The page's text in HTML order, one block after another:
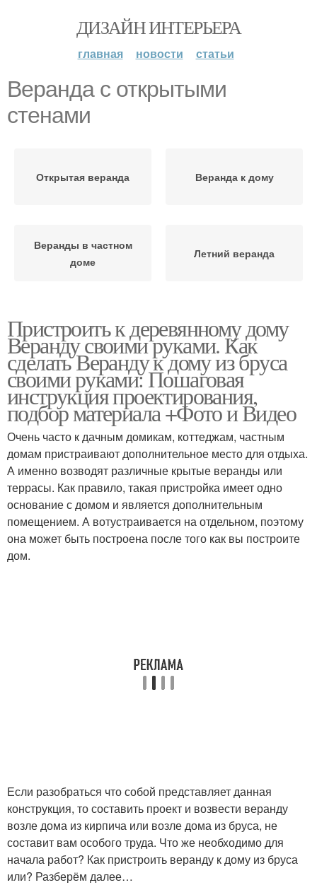
ДИЗАЙН ИНТЕРЬЕРА
главная новости статьи
Веранда с открытыми
стенами
Открытая веранда Веранда к дому
Веранды в частном
доме
Летний веранда
Пристроить к деревянному дому
Веранду своими руками. Как
сделать Веранду к дому из бруса
своими руками: Пошаговая
инструкция проектирования,
подбор материала +Фото и Видео
Очень часто к дачным домикам, коттеджам, частным
домам пристраивают дополнительное место для отдыха.
А именно возводят различные крытые веранды или
террасы. Как правило, такая пристройка имеет одно
основание с домом и является дополнительным
помещением. А вотустраивается на отдельном, поэтому
она может быть построена после того как вы построите
дом.
Если разобраться что собой представляет данная
конструкция, то составить проект и возвести веранду
возле дома из кирпича или возле дома из бруса, не
составит вам особого труда. Что же необходимо для
начала работ? Как пристроить веранду к дому из бруса
или? Разберём далее…